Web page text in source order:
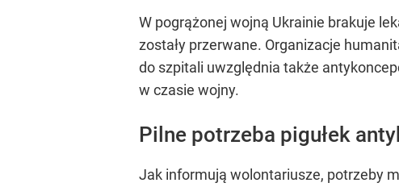
W pogrążonej wojną Ukrainie brakuje
zostały przerwane. Organizacje
do szpitali uwzględnia także
w czasie wojny.
Pilne potrzeba pigułek
Jak informują wolontariusze, potrzeby